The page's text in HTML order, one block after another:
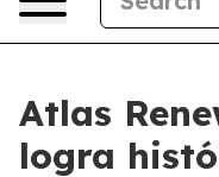
Atlas
logra